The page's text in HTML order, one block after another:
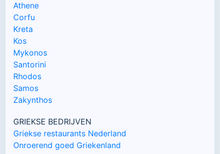
Athene
Corfu
Kreta
Kos
Mykonos
Santorini
Rhodos
Samos
Zakynthos
GRIEKSE BEDRIJVEN
Griekse restaurants Nederland
Onroerend goed Griekenland